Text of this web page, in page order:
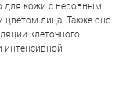
для кожи с неровным
цветом лица. Также оно
клеточного
интенсивной